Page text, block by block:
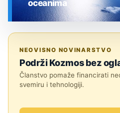
oceanima
NEOVISNO NOVINARSTVO
Podrži Kozmos bez
Članstvo pomaže financirati
svemiru i tehnologiji.